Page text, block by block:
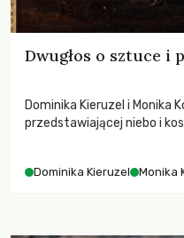
Dwugłos o sztuce i
Dominika Kieruzel i Monika
przedstawiającej niebo i
Dominika Kieruzel Monika